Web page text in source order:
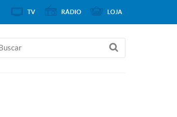
TV RÁDIO LOJA